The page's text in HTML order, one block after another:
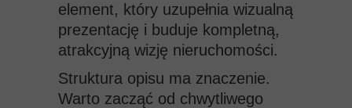
element, który uzupełnia wizualną
prezentację i buduje kompletną,
atrakcyjną wizję nieruchomości.
Struktura opisu ma znaczenie.
Warto zacząć od chwytliwego